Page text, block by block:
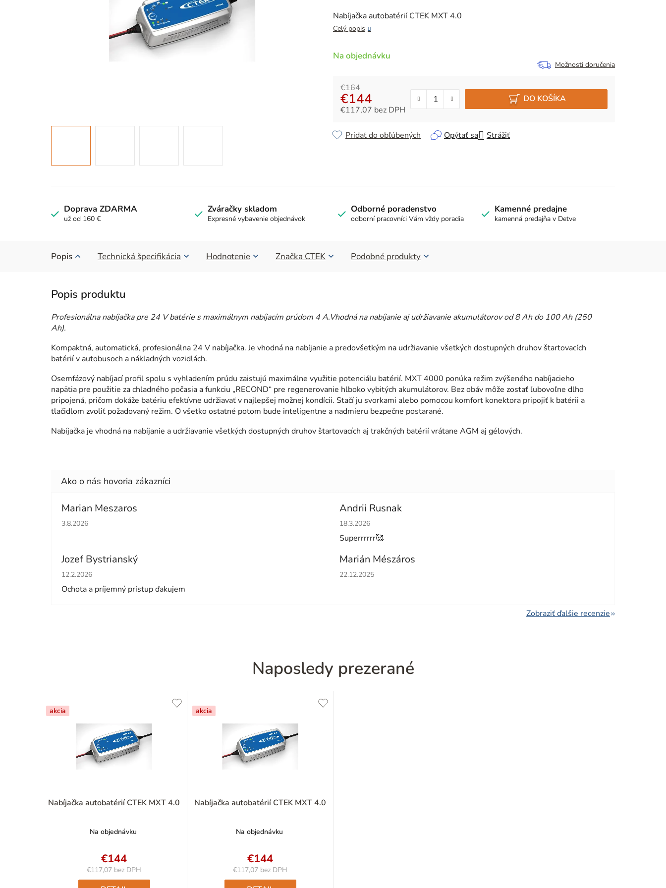
0,0
z
Nabíjačka autobatérií CTEK MXT 4.0
Celý popis
Na objednávku
Možnosti doručenia
€164
€144
€117,07 bez DPH
DO KOŠÍKA
Opýtať sa Strážiť
Pridať do obľúbených
Doprava ZDARMA
už od 160 €
Zváračky skladom
Expresné vybavenie objednávok
Odborné poradenstvo
odborní pracovníci Vám vždy poradia
Kamenné predajne
kamenná predajňa v Detve
Popis Technická špecifikácia Hodnotenie Značka CTEK Podobné produkty
Profesionálna nabíjačka pre 24 V batérie s maximálnym nabíjacím prúdom 4 A.Vhodná na nabíjanie aj udržiavanie akumulátorov od 8 Ah do 100 Ah (250
Ah).
Kompaktná, automatická, profesionálna 24 V nabíjačka. Je vhodná na nabíjanie a predovšetkým na udržiavanie všetkých dostupných druhov štartovacích
batérií v autobusoch a nákladných vozidlách.
Osemfázový nabíjací profil spolu s vyhladením prúdu zaisťujú maximálne využitie potenciálu batérií. MXT 4000 ponúka režim zvýšeného nabíjacieho
napätia pre použitie za chladného počasia a funkciu „RECOND“ pre regenerovanie hlboko vybitých akumulátorov. Bez obáv môže zostať ľubovoľne dlho
pripojená, pričom dokáže batériu efektívne udržiavať v najlepšej možnej kondícii. Stačí ju svorkami alebo pomocou komfort konektora pripojiť k batérii a
tlačidlom zvoliť požadovaný režim. O všetko ostatné potom bude inteligentne a nadmieru bezpečne postarané.
Nabíjačka je vhodná na nabíjanie a udržiavanie všetkých dostupných druhov štartovacích aj trakčných batérií vrátane AGM aj gélových.
Marian Meszaros
Hodnotenie obchodu je 5 z 5 hviezdičiek.
3.8.2026
Andrii Rusnak
Hodnotenie obchodu je 5 z 5 hviezdičiek.
18.3.2026
Superrrrrr🥰
Jozef Bystrianský
Hodnotenie obchodu je 5 z 5 hviezdičiek.
12.2.2026
Ochota a príjemný prístup ďakujem
Marián Mészáros
Hodnotenie obchodu je 5 z 5 hviezdičiek.
22.12.2025
Zobraziť ďalšie recenzie
Naposledy prezerané
akcia
Nabíjačka autobatérií CTEK MXT 4.0
Na objednávku
€144
€117,07 bez DPH
Jednotková
akcia
Nabíjačka autobatérií CTEK MXT 4.0
Na objednávku
€144
€117,07 bez DPH
Jednotková